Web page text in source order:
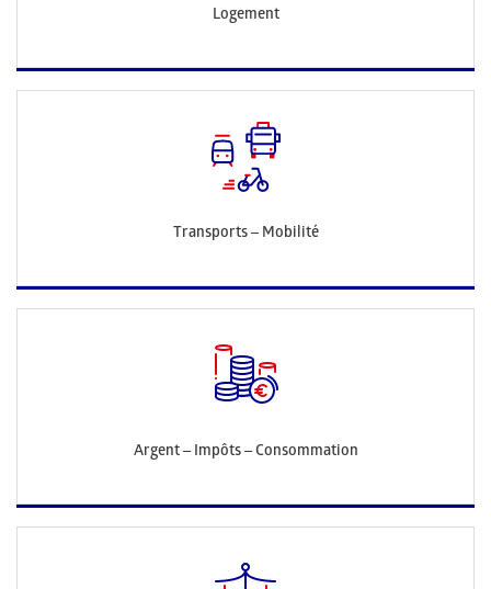
Logement
Transports – Mobilité
Argent – Impôts – Consommation